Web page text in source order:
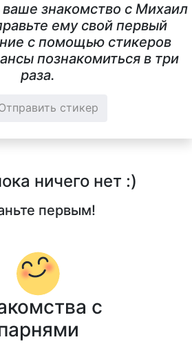
ваше знакомство с Михаил
ему свой первый
с помощью стикеров
познакомиться в три
раза.
стикер
ничего нет :)
первым!
с